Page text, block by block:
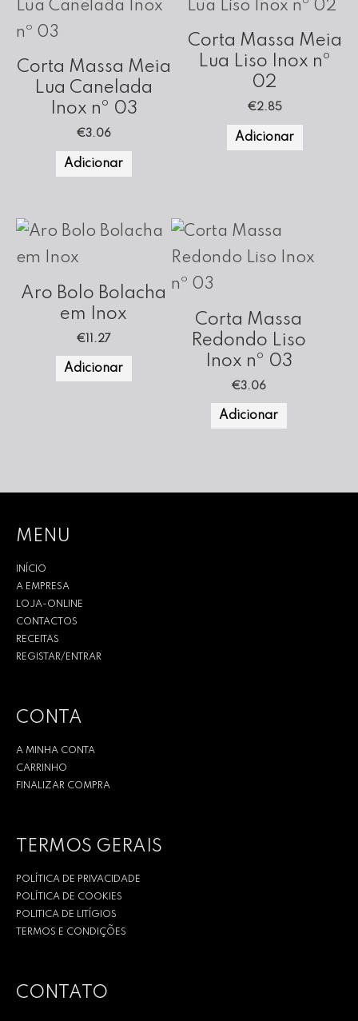
Corta Massa Meia
Lua Canelada
Inox nº 03
€3.06
Adicionar
Corta Massa Meia
Lua Liso Inox nº
02
€2.85
Adicionar
Aro Bolo Bolacha
em Inox
€ 11.27
Adicionar
Corta Massa
Redondo Liso
Inox nº 03
€3.06
Adicionar
MENU
INÍCIO
A EMPRESA
LOJA-ONLINE
CONTACTOS
RECEITAS
REGISTAR/ENTRAR
CONTA
A MINHA CONTA
CARRINHO
FINALIZAR COMPRA
TERMOS GERAIS
POLÍTICA DE PRIVACIDADE
POLÍTICA DE COOKIES
POLITICA DE LITÍGIOS
TERMOS E CONDIÇÕES
CONTATO